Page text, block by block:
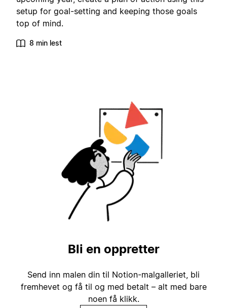
setup for goal-setting and keeping those goals
top of mind.
8 min lest
Bli en oppretter
Send inn malen din til Notion-malgalleriet, bli
fremhevet og få til og med betalt – alt med bare
noen få klikk.